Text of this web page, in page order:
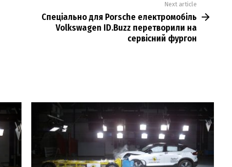
Next article
Спеціально для Porsche електромобіль
Volkswagen ID.Buzz перетворили на
сервісний фургон